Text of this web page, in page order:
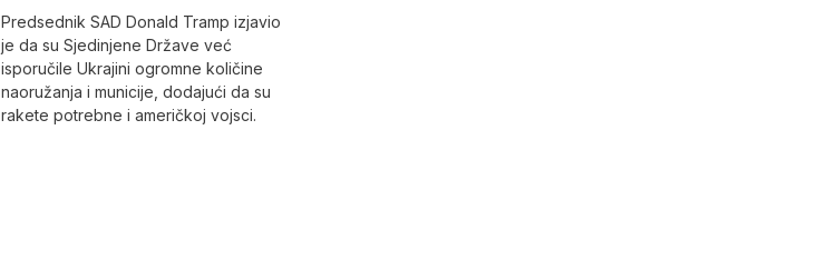
Predsednik SAD Donald Tramp izjavio
je da su Sjedinjene Države već
isporučile Ukrajini ogromne količine
naoružanja i municije, dodajući da su
rakete potrebne i američkoj vojsci.